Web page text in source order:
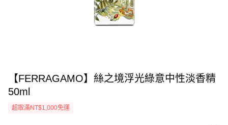
【FERRAGAMO】絲之境浮光綠意中性淡香精
50ml
超取滿NT$1,000免運